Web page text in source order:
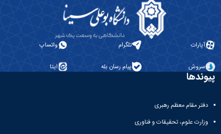
آپارات تلگرام واتساپ
سروش پیام رسان بله ایتا
پیوندها
دفتر مقام معظم رهبری
وزارت علوم، تحقیقات و فناوری